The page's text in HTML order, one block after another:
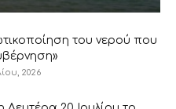
του νερού που
2026